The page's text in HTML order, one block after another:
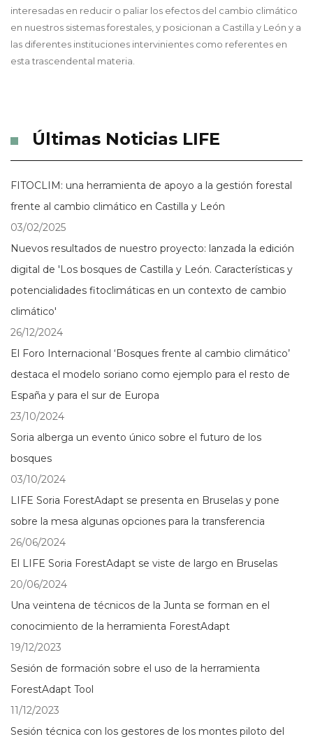
interesadas en reducir o paliar los efectos del cambio climático
en nuestros sistemas forestales, y posicionan a Castilla y León y a
las diferentes instituciones intervinientes como referentes en
esta trascendental materia.
Últimas Noticias LIFE
FITOCLIM: una herramienta de apoyo a la gestión forestal
frente al cambio climático en Castilla y León
03/02/2025
Nuevos resultados de nuestro proyecto: lanzada la edición
digital de 'Los bosques de Castilla y León. Características y
potencialidades fitoclimáticas en un contexto de cambio
climático'
26/12/2024
El Foro Internacional ‘Bosques frente al cambio climático’
destaca el modelo soriano como ejemplo para el resto de
España y para el sur de Europa
23/10/2024
Soria alberga un evento único sobre el futuro de los
bosques
03/10/2024
LIFE Soria ForestAdapt se presenta en Bruselas y pone
sobre la mesa algunas opciones para la transferencia
26/06/2024
El LIFE Soria ForestAdapt se viste de largo en Bruselas
20/06/2024
Una veintena de técnicos de la Junta se forman en el
conocimiento de la herramienta ForestAdapt
19/12/2023
Sesión de formación sobre el uso de la herramienta
ForestAdapt Tool
11/12/2023
Sesión técnica con los gestores de los montes piloto del